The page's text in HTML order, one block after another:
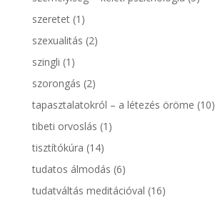
szeretet(1)
szexualitás (2)
szingli (1)
szorongás (2)
tapasztalatokról – a létezés öröme (10)
tibeti orvoslás (1)
tisztítókúra (14)
tudatos álmodás (6)
tudatváltás meditációval (16)